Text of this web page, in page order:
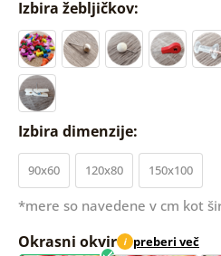
Izbira žebljičkov:
Izbira dimenzije:
90x60 120x80 150x100
*mere so navedene v cm kot
Okrasni okvir i preberi več